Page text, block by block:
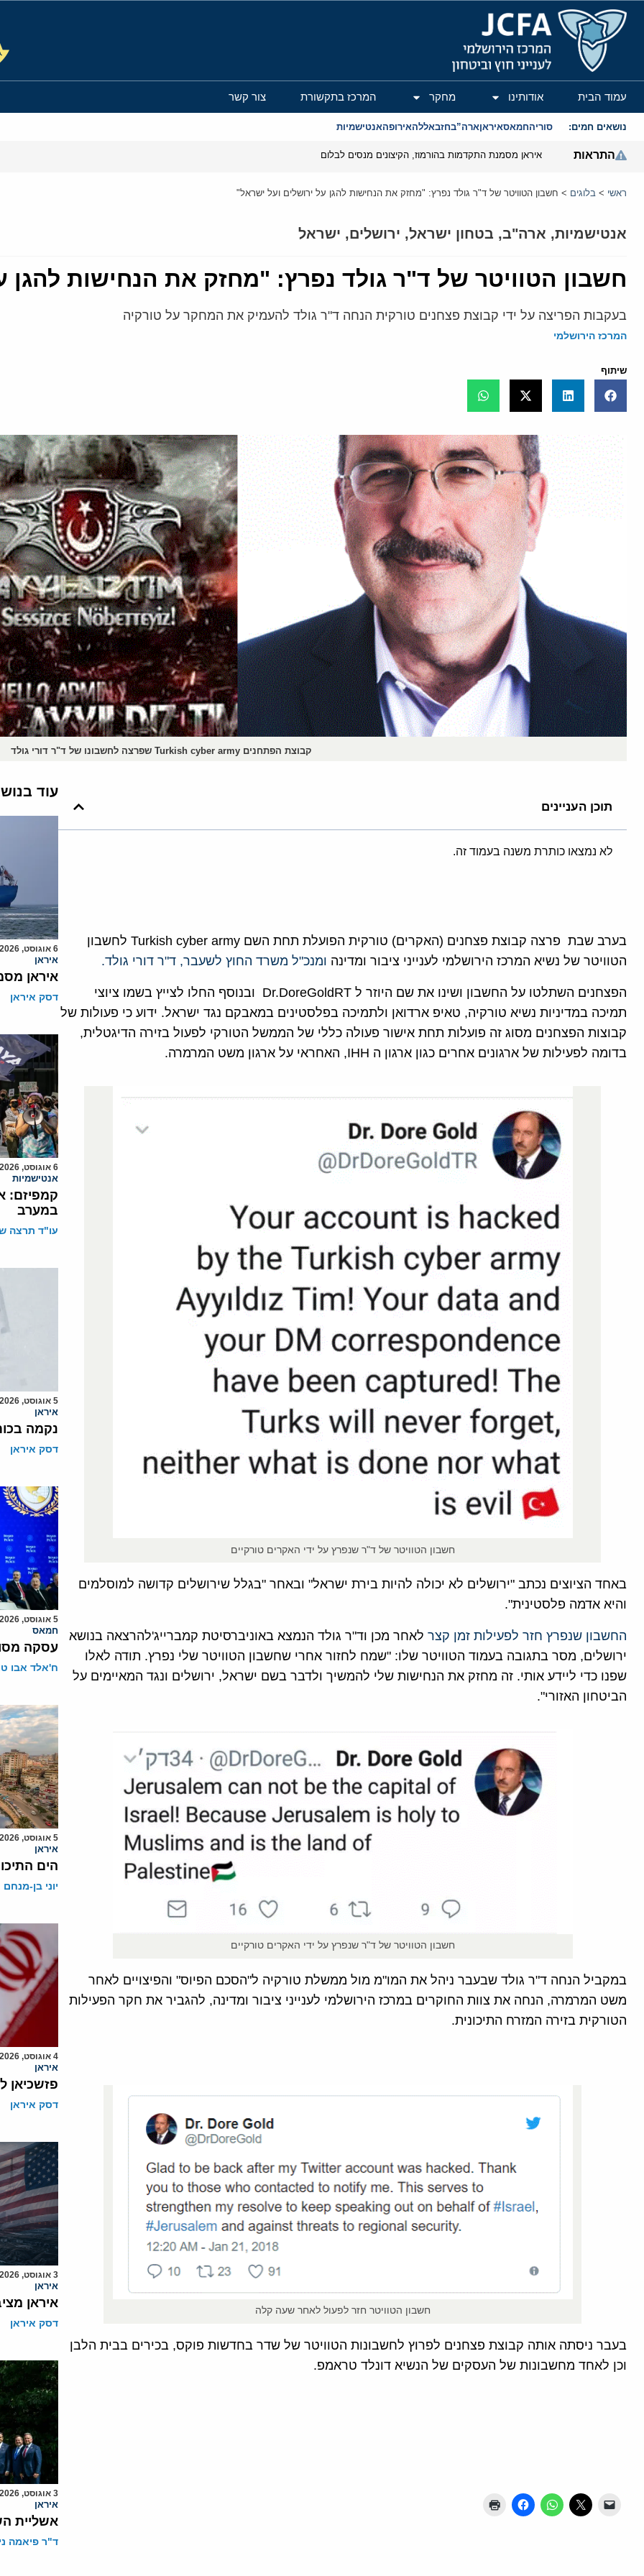
המרכז הירושלמי לענייני חוץ וביטחון
עמוד הבית אודותינו מחקר המרכז בתקשורת צור קשר
נושאים חמים: סוריהחמאסאיראןארה”בחזבאללהאירופהאנטישמיות
התראות איראן מסמנת התקדמות בהורמוז, הקיצונים מנסים לבלום
ראשי > בלוגים > חשבון הטוויטר של ד"ר גולד נפרץ: "מחזק את הנחישות להגן על ירושלים ועל ישראל"
אנטישמיות, ארה"ב, בטחון ישראל, ירושלים, ישראל
חשבון הטוויטר של ד"ר גולד נפרץ: "מחזק את הנחישות להגן
בעקבות הפריצה על ידי קבוצת פצחנים טורקית הנחה ד"ר גולד להעמיק את המחקר על טורקיה
המרכז הירושלמי
שיתוף
קבוצת הפתחנים Turkish cyber army שפרצה לחשבונו של ד"ר דורי גולד
תוכן העניינים
לא נמצאו כותרת משנה בעמוד זה.
בערב שבת פרצה קבוצת פצחנים (האקרים) טורקית הפועלת תחת השם Turkish cyber army לחשבון
הטוויטר של נשיא המרכז הירושלמי לענייני ציבור ומדינה ומנכ"ל משרד החוץ לשעבר, ד"ר דורי גולד.
הפצחנים השתלטו על החשבון ושינו את שם היוזר ל Dr.DoreGoldRT ובנוסף החלו לצייץ בשמו ציוצי
תמיכה במדיניות נשיא טורקיה, טאיפ ארדואן ולתמיכה בפלסטינים במאבקם נגד ישראל. ידוע כי פעולות של
קבוצות הפצחנים מסוג זה פועלות תחת אישור פעולה כללי של הממשל הטורקי לפעול בזירה הדיגטלית,
בדומה לפעילות של ארגונים אחרים כגון ארגון ה IHH, האחראי על ארגון משט המרמרה.
חשבון הטוויטר של ד"ר שנפרץ על ידי האקרים טורקיים
באחד הציוצים נכתב "ירושלים לא יכולה להיות בירת ישראל" ובאחר "בגלל שירושלים קדושה למוסלמים
והיא אדמה פלסטינית".
החשבון שנפרץ חזר לפעילות זמן קצר לאחר מכן וד"ר גולד הנמצא באוניברסיטת קמברייג'להרצאה בנושא
ירושלים, מסר בתגובה בעמוד הטוויטר שלו: "שמח לחזור אחרי שחשבון הטוויטר שלי נפרץ. תודה לאלו
שפנו כדי ליידע אותי. זה מחזק את הנחישות שלי להמשיך ולדבר בשם ישראל, ירושלים ונגד המאיימים על
הביטחון האזורי".
חשבון הטוויטר של ד"ר שנפרץ על ידי האקרים טורקיים
במקביל הנחה ד"ר גולד שבעבר ניהל את המו"מ מול ממשלת טורקיה ל"הסכם הפיוס" והפיצויים לאחר
משט המרמרה, הנחה את צוות החוקרים במרכז הירושלמי לענייני ציבור ומדינה, להגביר את חקר הפעילות
הטורקית בזירה המזרח התיכונית.
חשבון הטוויטר חזר לפעול לאחר שעה קלה
בעבר ניסתה אותה קבוצת פצחנים לפרוץ לחשבונות הטוויטר של שדר בחדשות פוקס, בכירים בבית הלבן
וכן לאחד מחשבונות של העסקים של הנשיא דונלד טראמפ.
עוד
6 אוגוסט, 2026
איראן
איראן
דסק איראן
6 אוגוסט, 2026
אנטישמיות
קמפיזם:
במערב
עו"ד תרצה
5 אוגוסט, 2026
איראן
נקמה
דסק איראן
5 אוגוסט, 2026
חמאס
עסקה
ח'אלד אבו
5 אוגוסט, 2026
איראן
הים
יוני בן-מנחם
4 אוגוסט, 2026
איראן
פזשכיאן
דסק איראן
3 אוגוסט, 2026
איראן
איראן
דסק איראן
3 אוגוסט, 2026
איראן
אשליית
ד"ר פיאמה